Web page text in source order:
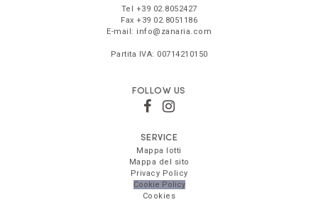
Tel +39 02.8052427
Fax +39 02.8051186
E-mail: info@zanaria.com
Partita IVA: 00714210150
FOLLOW US
SERVICE
Mappa lotti
Mappa del sito
Privacy Policy
Cookie Policy
Cookies